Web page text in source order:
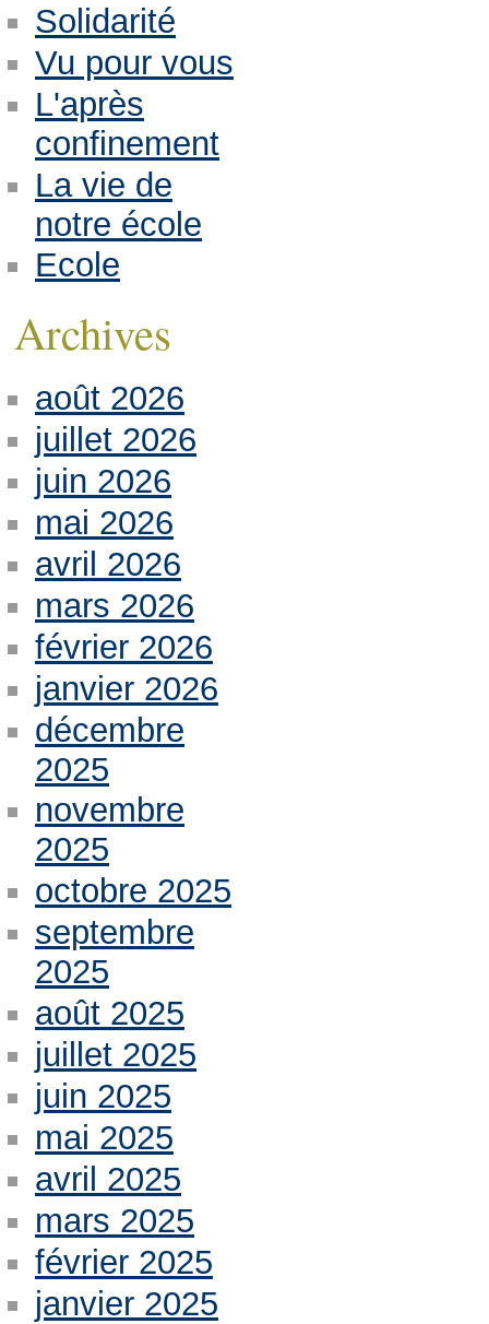
Solidarité
Vu pour vous
L'après
confinement
La vie de
notre école
Ecole
Archives
août 2026
juillet 2026
juin 2026
mai 2026
avril 2026
mars 2026
février 2026
janvier 2026
décembre
2025
novembre
2025
octobre 2025
septembre
2025
août 2025
juillet 2025
juin 2025
mai 2025
avril 2025
mars 2025
février 2025
janvier 2025